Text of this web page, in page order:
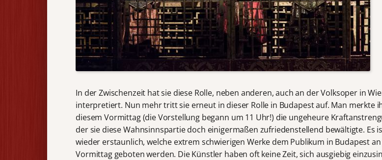
In der Zwischenzeit hat sie diese Rolle, neben anderen, auch an der Volksoper in
interpretiert. Nun mehr tritt sie erneut in dieser Rolle in Budapest auf. Man merkte
diesem Vormittag (die Vorstellung begann um 11 Uhr!) die ungeheure
der sie diese Wahnsinnspartie doch einigermaßen zufriedenstellend bewältigte. Es
wieder erstaunlich, welche extrem schwierigen Werke dem Publikum in Budapest
Vormittag geboten werden. Die Künstler haben oft keine Zeit, sich ausgiebig